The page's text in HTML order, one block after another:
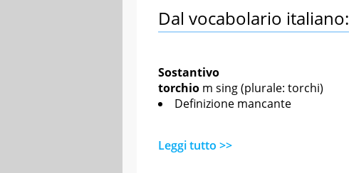
Dal vocabolario italiano:
Sostantivo
torchio m sing(plurale: torchi)
Definizione mancante
Leggi tutto >>